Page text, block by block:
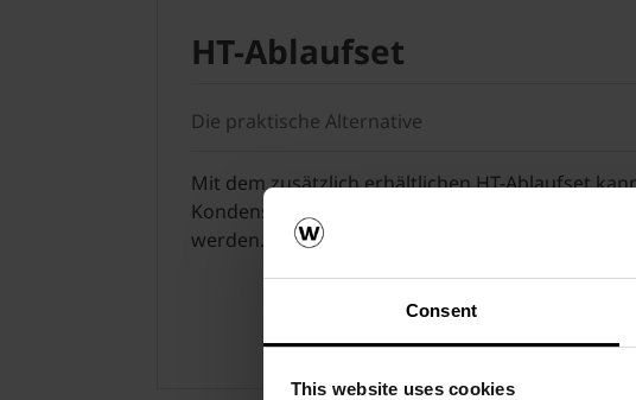
Consent
This website uses cookies
HT-Ablaufset
Die praktische Alternative
Mit dem zusätzlich erhältlichen HT-Ablaufset
Kondensatablauf direkt an die Abwasserleitung
werden.